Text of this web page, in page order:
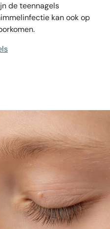
de teennagels
kan ook op